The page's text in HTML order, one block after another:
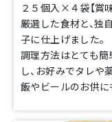
２５個入×４袋【
厳選した食材と、独
子に仕上げました。
調理方法はとても簡
し、お好みでタレや
飯やビールのお供に